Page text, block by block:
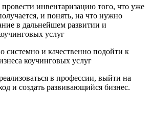
инвентаризацию того, что уже
и понять, на что нужно
в дальнейшем развитии и
услуг
системно и качественно подойти к
коучинговых услуг
в профессии, выйти на
и создать развивающийся бизнес.